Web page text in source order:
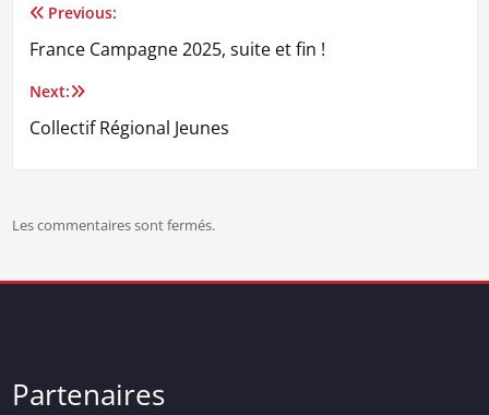
Navigation
de
l’article
Previous:
France Campagne 2025, suite et fin !
Next:
Collectif Régional Jeunes
Les commentaires sont fermés.
Partenaires